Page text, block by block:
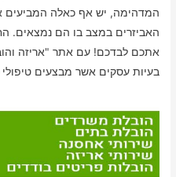
המדהימה, יש אף כאלה המביעים
האביזרים במצב בו הם נמצאים.
אתכם לבדכם! עם אתר "אריזה
בעיות עסקים אשר מבצעים טיפולי